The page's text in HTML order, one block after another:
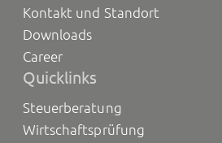
Kontakt und Standort
Downloads
Career
Quicklinks
Steuerberatung
Wirtschaftsprüfung